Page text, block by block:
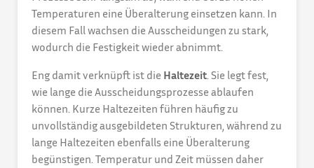
Temperaturen eine Überalterung einsetzen kann. In
diesem Fall wachsen die Ausscheidungen zu stark,
wodurch die Festigkeit wieder abnimmt.
Eng damit verknüpft ist die Haltezeit. Sie legt fest,
wie lange die Ausscheidungsprozesse ablaufen
können. Kurze Haltezeiten führen häufig zu
unvollständig ausgebildeten Strukturen, während zu
lange Haltezeiten ebenfalls eine Überalterung
begünstigen. Temperatur und Zeit müssen daher